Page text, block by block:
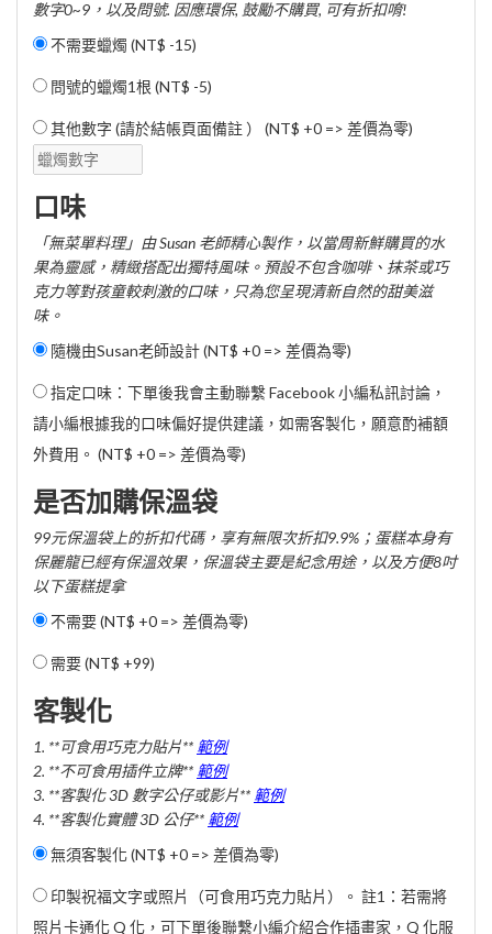
數字0~9，以及問號. 因應環保, 鼓勵不購買, 可有折扣唷!
不需要蠟燭 (NT$ -15)
問號的蠟燭1根 (NT$ -5)
其他數字 (請於結帳頁面備註 ） (NT$ +0 => 差價為零)
口味
「無菜單料理」由 Susan 老師精心製作，以當周新鮮購買的水
果為靈感，精緻搭配出獨特風味。預設不包含咖啡、抹茶或巧
克力等對孩童較刺激的口味，只為您呈現清新自然的甜美滋
味。
隨機由Susan老師設計 (NT$ +0 => 差價為零)
指定口味：下單後我會主動聯繫 Facebook 小編私訊討論，
請小編根據我的口味偏好提供建議，如需客製化，願意酌補額
外費用。 (NT$ +0 => 差價為零)
是否加購保溫袋
99元保溫袋上的折扣代碼，享有無限次折扣9.9%；蛋糕本身有
保麗龍已經有保溫效果，保溫袋主要是紀念用途，以及方便8吋
以下蛋糕提拿
不需要 (NT$ +0 => 差價為零)
需要 (NT$ +99)
客製化
1. **可食用巧克力貼片** 範例
2. **不可食用插件立牌** 範例
3. **客製化 3D 數字公仔或影片** 範例
4. **客製化實體 3D 公仔** 範例
無須客製化 (NT$ +0 => 差價為零)
印製祝福文字或照片（可食用巧克力貼片）。 註1：若需將
照片卡通化 Q 化，可下單後聯繫小編介紹合作插畫家，Q 化服